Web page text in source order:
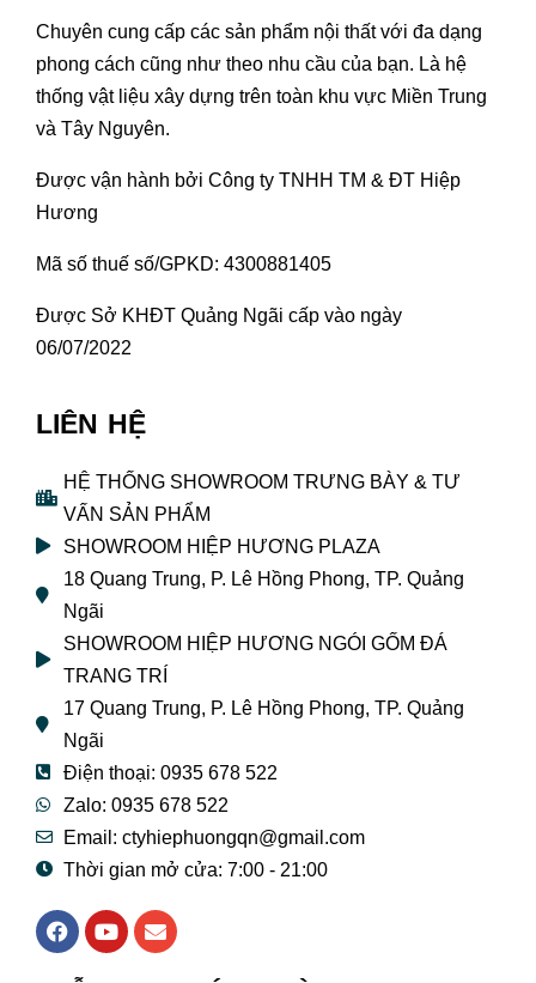
Chuyên cung cấp các sản phẩm nội thất với đa dạng
phong cách cũng như theo nhu cầu của bạn. Là hệ
thống vật liệu xây dựng trên toàn khu vực Miền Trung
và Tây Nguyên.
Được vận hành bởi Công ty TNHH TM & ĐT Hiệp
Hương
Mã số thuế số/GPKD: 4300881405
Được Sở KHĐT Quảng Ngãi cấp vào ngày
06/07/2022
LIÊN HỆ
HỆ THỐNG SHOWROOM TRƯNG BÀY & TƯ
VẤN SẢN PHẨM
SHOWROOM HIỆP HƯƠNG PLAZA
18 Quang Trung, P. Lê Hồng Phong, TP. Quảng
Ngãi
SHOWROOM HIỆP HƯƠNG NGÓI GỐM ĐÁ
TRANG TRÍ
17 Quang Trung, P. Lê Hồng Phong, TP. Quảng
Ngãi
Điện thoại: 0935 678 522
Zalo: 0935 678 522
Email: ctyhiephuongqn@gmail.com
Thời gian mở cửa: 7:00 - 21:00
F
a
Y
o
E
n